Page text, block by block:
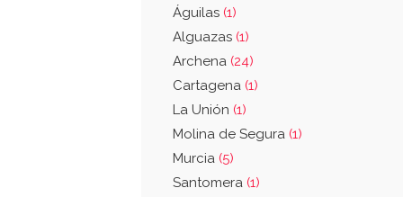
Águilas (1)
Alguazas (1)
Archena (24)
Cartagena (1)
La Unión (1)
Molina de Segura (1)
Murcia (5)
Santomera (1)